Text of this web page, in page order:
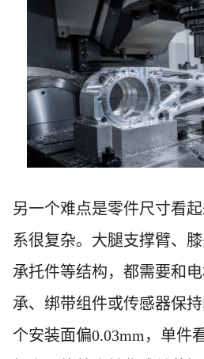
另一个难点是零件尺寸看
系很复杂。大腿支撑臂、
承托件等结构，都需要和
承、绑带组件或传感器保
个安装面偏0.03mm，单件